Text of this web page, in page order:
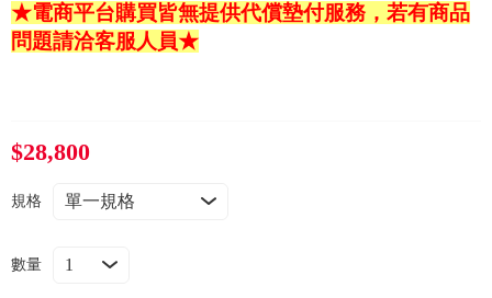
★電商平台購買皆無提供代償墊付服務，若有商品
問題請洽客服人員★
$28,800
規格
數量